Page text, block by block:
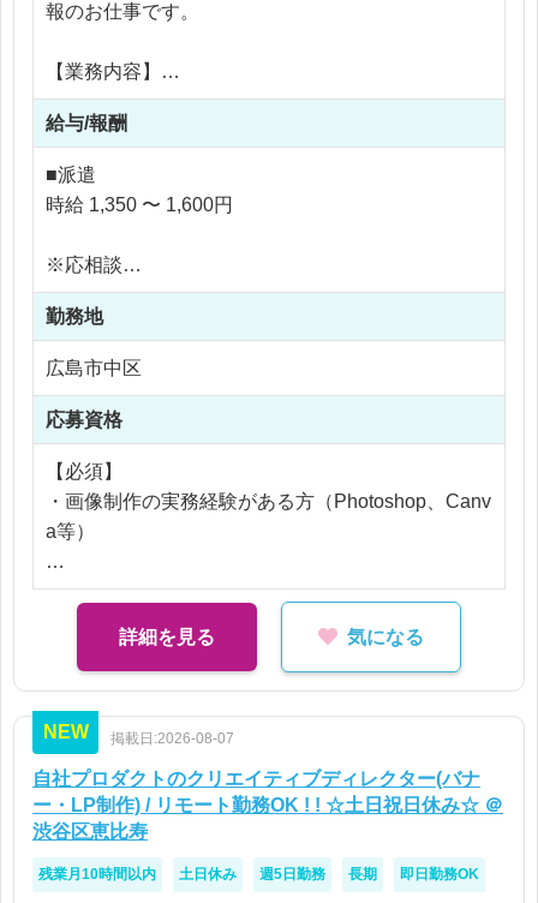
報のお仕事です。
【業務内容】
・Instagram投稿の企画立案
・Canvaを使用した画像制作、キャプション作成
・投稿対応、コメント対応
・投稿パフォーマンスの分析、改善提案
現在は一部業務を外部委託していますが、今後は内
製化を進めていく方針です。
そのため、運用の中核メンバーとして活躍いただけ
ます。
給与/報酬
■派遣
時給 1,350 〜 1,600円
※応相談
※ご経験により優遇
※交通費支給
※残業代全額支給
勤務地
広島市中区
応募資格
【必須】
・画像制作の実務経験がある方（Photoshop、Canv
a等）
【歓迎】
詳細を見る 気になる
NEW 掲載日:2026-08-07
自社プロダクトのクリエイティブディレクター(バナ
ー・LP制作) / リモート勤務OK ! ! ☆土日祝日休み☆ ＠
渋谷区恵比寿
残業月10時間以内 土日休み 週5日勤務 長期 即日勤務OK